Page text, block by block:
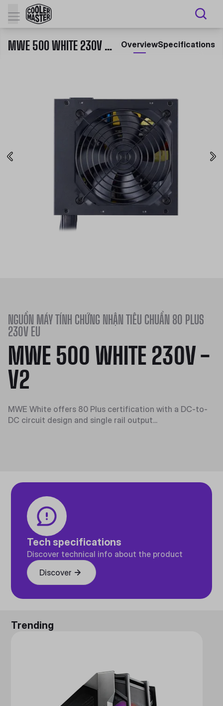
MWE 500 WHITE 230V - V2 OverviewSpecifications
NGUỒN MÁY TÍNH CHỨNG NHẬN TIÊU CHUẨN 80 PLUS
230V EU
MWE 500 WHITE 230V -
V2
MWE White offers 80 Plus certification with a DC-to-
DC circuit design and single rail output...
Tech specifications
Discover technical info about the product
Discover
Trending